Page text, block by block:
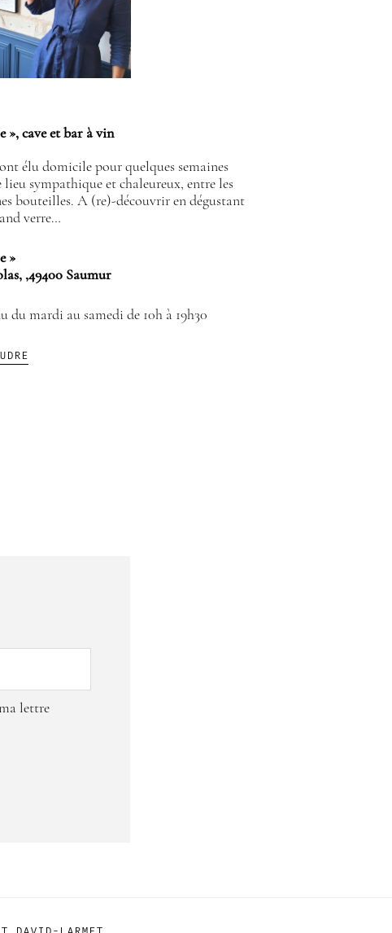
», cave et bar à vin
élu domicile pour quelques semaines
lieu sympathique et chaleureux, entre les
bouteilles. A (re)-découvrir en dégustant
verre…
»
,49400 Saumur
du mardi au samedi de 10h à 19h30
lettre